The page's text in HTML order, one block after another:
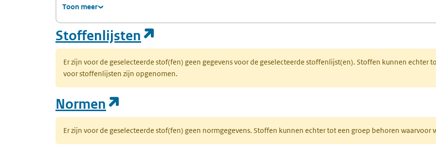
Toon meer
Stoffenlijsten
Er zijn voor de geselecteerde stof(fen) geen gegevens voor de geselecteerde stoffenlijst(en). Stoffen kunnen echter
voor stoffenlijsten zijn opgenomen.
Normen
Er zijn voor de geselecteerde stof(fen) geen normgegevens. Stoffen kunnen echter tot een groep behoren waarvoor